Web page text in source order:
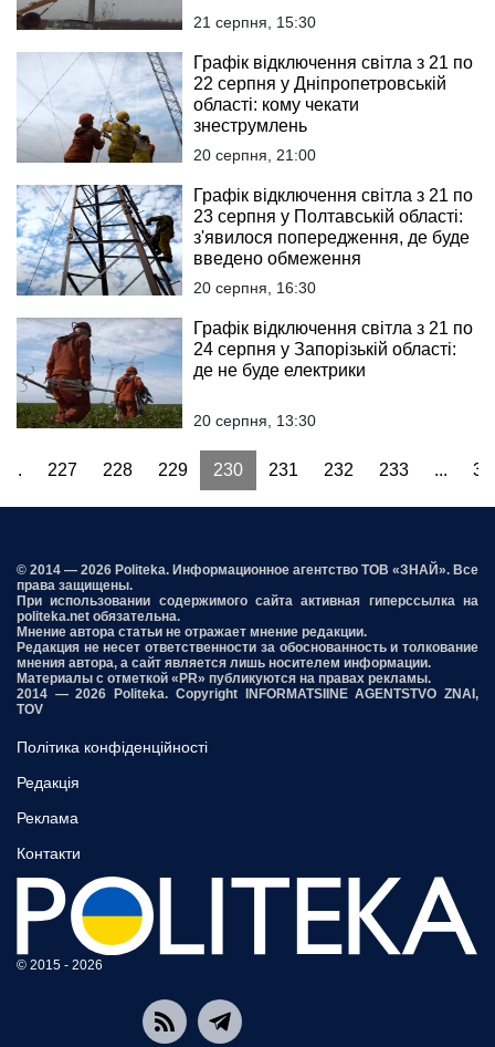
21 серпня, 15:30
Графік відключення світла з 21 по
22 серпня у Дніпропетровській
області: кому чекати
знеструмлень
20 серпня, 21:00
Графік відключення світла з 21 по
23 серпня у Полтавській області:
з'явилося попередження, де буде
введено обмеження
20 серпня, 16:30
Графік відключення світла з 21 по
24 серпня у Запорізькій області:
де не буде електрики
20 серпня, 13:30
... 227 228 229 230 231 232 233 ...
© 2014 — 2026 Politeka. Информационное агентство ТОВ «ЗНАЙ». Все
права защищены.
При использовании содержимого сайта активная гиперссылка на
politeka.net обязательна.
Мнение автора статьи не отражает мнение редакции.
Редакция не несет ответственности за обоснованность и толкование
мнения автора, а сайт является лишь носителем информации.
Материалы с отметкой «PR» публикуются на правах рекламы.
2014 — 2026 Politeka. Copyright INFORMATSIINE AGENTSTVO ZNAI,
TOV
Політика конфіденційності
Редакція
Реклама
Контакти
© 2015 - 2026